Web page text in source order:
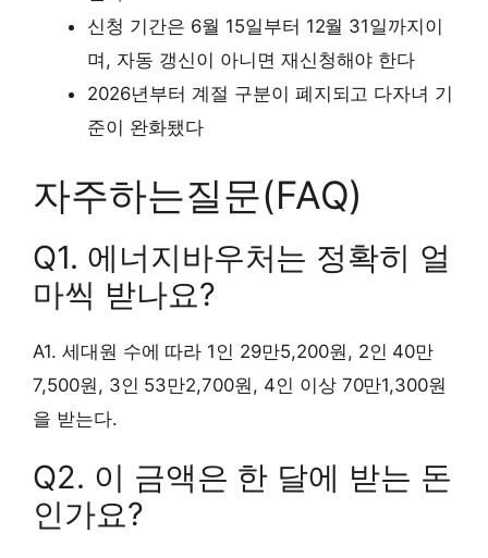
신청 기간은 6월 15일부터 12월 31일까지이
며, 자동 갱신이 아니면 재신청해야 한다
2026년부터 계절 구분이 폐지되고 다자녀 기
준이 완화됐다
자주하는질문(FAQ)
Q1. 에너지바우처는 정확히 얼
마씩 받나요?
A1. 세대원 수에 따라 1인 29만5,200원, 2인 40만
7,500원, 3인 53만2,700원, 4인 이상 70만1,300원
을 받는다.
Q2. 이 금액은 한 달에 받는 돈
인가요?